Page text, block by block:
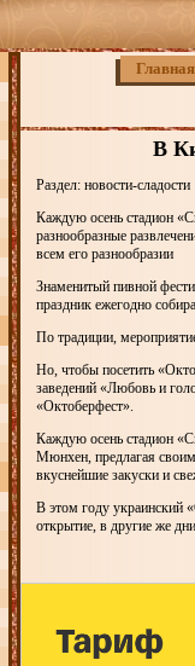
Главная
В
Раздел: новости-сладости
Каждую осень стадион
разнообразные
всем его разнообразии
Знаменитый пивной
праздник ежегодно
По традиции,
Но, чтобы посетить
заведений «Любовь и
«Октоберфест».
Каждую осень стадион
Мюнхен, предлагая
вкуснейшие закуски и
В этом году украинский
открытие, в другие же